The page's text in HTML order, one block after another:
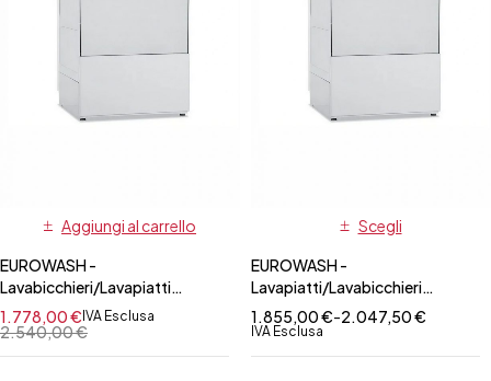
Aggiungi al carrello
EUROWASH -
Lavabicchieri/Lavapiatti
Monofase Cesto Quadrato
45x45 cm
2.540,00€
1.778,00€ IVA Esclusa
Scegli
EUROWASH -
Lavapiatti/Lavabicchieri
Monofase Cesto Quadrato
50x50 cm-DIVERSE VARIANTI
1.855,00€-2.047,50€
IVA Esclusa